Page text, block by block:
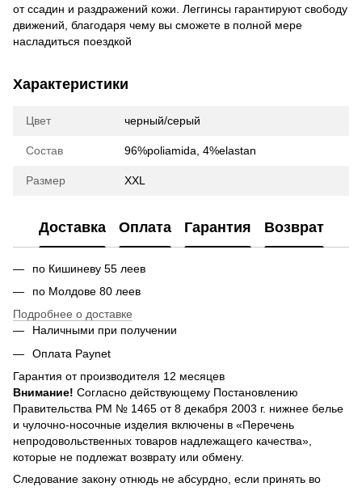
от ссадин и раздражений кожи. Леггинсы гарантируют свободу
движений, благодаря чему вы сможете в полной мере
насладиться поездкой
Характеристики
Цвет черный/серый
Состав 96%poliamida, 4%elastan
Размер XXL
Доставка Оплата Гарантия Возврат
по Кишиневу 55 леев
по Молдове 80 леев
Подробнее о доставке
Наличными при получении
Оплата Paynet
Гарантия от производителя 12 месяцев
Внимание! Согласно действующему Постановлению
Правительства РМ № 1465 от 8 декабря 2003 г. нижнее белье
и чулочно-носочные изделия включены в «Перечень
непродовольственных товаров надлежащего качества»,
которые не подлежат возврату или обмену.
Следование закону отнюдь не абсурдно, если принять во